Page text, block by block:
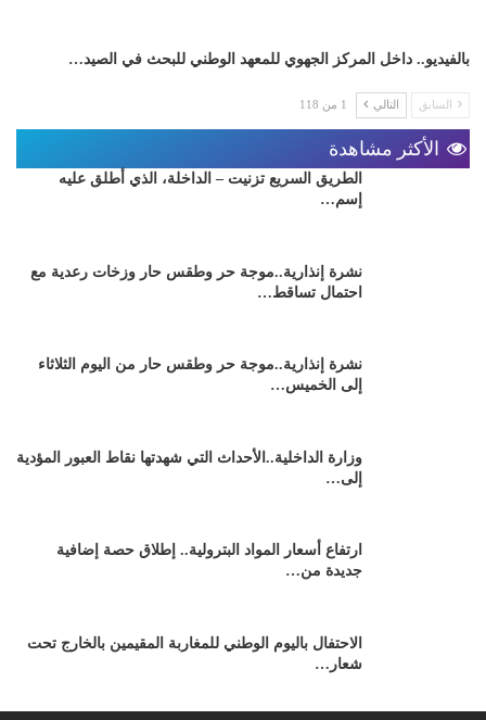
بالفيديو.. داخل المركز الجهوي للمعهد الوطني للبحث في الصيد…
السابق التالي 1 من 118
الأكثر مشاهدة
الطريق السريع تزنيت – الداخلة، الذي أطلق عليه
إسم…
نشرة إنذارية..موجة حر وطقس حار وزخات رعدية مع
احتمال تساقط…
نشرة إنذارية..موجة حر وطقس حار من اليوم الثلاثاء
إلى الخميس…
وزارة الداخلية..الأحداث التي شهدتها نقاط العبور المؤدية
إلى…
ارتفاع أسعار المواد البترولية.. إطلاق حصة إضافية
جديدة من…
الاحتفال باليوم الوطني للمغاربة المقيمين بالخارج تحت
شعار…